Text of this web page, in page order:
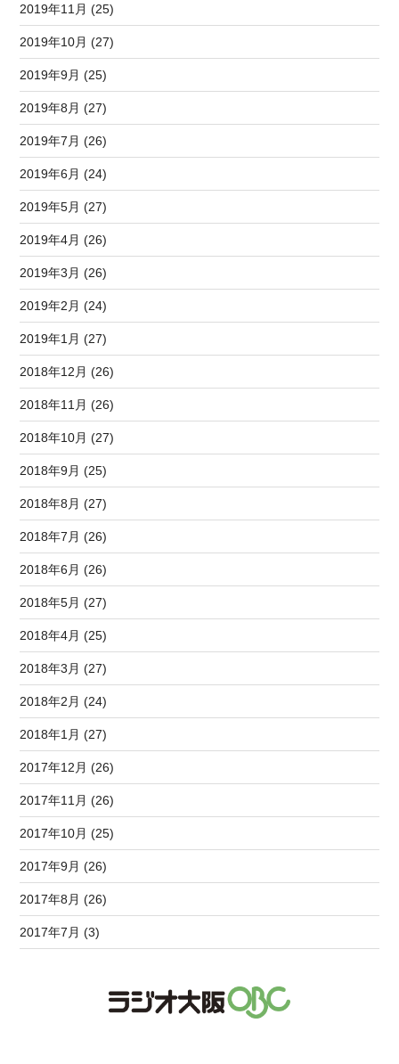
2019年11月 (25)
2019年10月 (27)
2019年9月 (25)
2019年8月 (27)
2019年7月 (26)
2019年6月 (24)
2019年5月 (27)
2019年4月 (26)
2019年3月 (26)
2019年2月 (24)
2019年1月 (27)
2018年12月 (26)
2018年11月 (26)
2018年10月 (27)
2018年9月 (25)
2018年8月 (27)
2018年7月 (26)
2018年6月 (26)
2018年5月 (27)
2018年4月 (25)
2018年3月 (27)
2018年2月 (24)
2018年1月 (27)
2017年12月 (26)
2017年11月 (26)
2017年10月 (25)
2017年9月 (26)
2017年8月 (26)
2017年7月 (3)